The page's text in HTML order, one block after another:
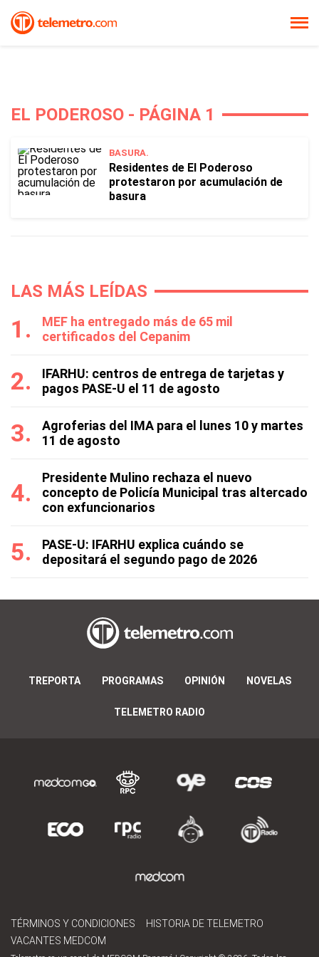
EL PODEROSO - PÁGINA 1
BASURA.
Residentes de El Poderoso
protestaron por acumulación de
basura
LAS MÁS LEÍDAS
MEF ha entregado más de 65 mil
certificados del Cepanim
IFARHU: centros de entrega de tarjetas y
pagos PASE-U el 11 de agosto
Agroferias del IMA para el lunes 10 y martes
11 de agosto
Presidente Mulino rechaza el nuevo
concepto de Policía Municipal tras altercado
con exfuncionarios
PASE-U: IFARHU explica cuándo se
depositará el segundo pago de 2026
TREPORTA PROGRAMAS OPINIÓN NOVELAS
TELEMETRO RADIO
TÉRMINOS Y CONDICIONES
HISTORIA DE TELEMETRO
VACANTES MEDCOM